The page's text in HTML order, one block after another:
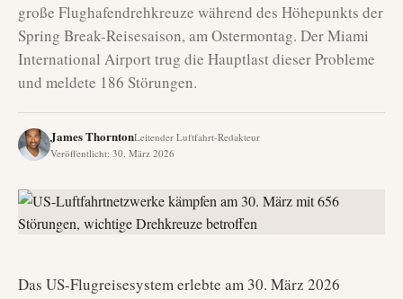
große Flughafendrehkreuze während des Höhepunkts der
Spring Break-Reisesaison, am Ostermontag. Der Miami
International Airport trug die Hauptlast dieser Probleme
und meldete 186 Störungen.
James ThorntonLeitender Luftfahrt-Redakteur
Veröffentlicht: 30. März 2026
Das US-Flugreisesystem erlebte am 30. März 2026